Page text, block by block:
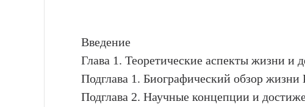
Введение
Глава 1. Теоретические аспекты жизни и
Подглава 1. Биографический обзор жизни
Подглава 2. Научные концепции и